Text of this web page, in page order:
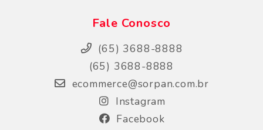
Fale Conosco
(65) 3688-8888
(65) 3688-8888
ecommerce@sorpan.com.br
Instagram
Facebook